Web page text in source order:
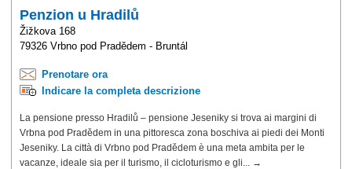
Penzion u Hradilů
Žižkova 168
79326 Vrbno pod Pradědem - Bruntál
Prenotare ora
Indicare la completa descrizione
La pensione presso Hradilů – pensione Jeseniky si trova ai margini di
Vrbna pod Pradědem in una pittoresca zona boschiva ai piedi dei Monti
Jeseniky. La città di Vrbno pod Pradědem è una meta ambita per le
vacanze, ideale sia per il turismo, il cicloturismo e gli... →